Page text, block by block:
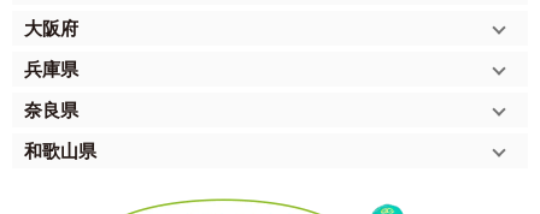
大阪府
兵庫県
奈良県
和歌山県